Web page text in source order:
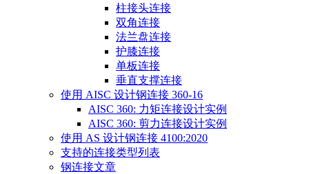
柱接头连接
双角连接
法兰盘连接
护膝连接
单板连接
垂直支撑连接
使用 AISC 设计钢连接 360-16
AISC 360: 力矩连接设计实例
AISC 360: 剪力连接设计实例
使用 AS 设计钢连接 4100:2020
支持的连接类型列表
钢连接文章